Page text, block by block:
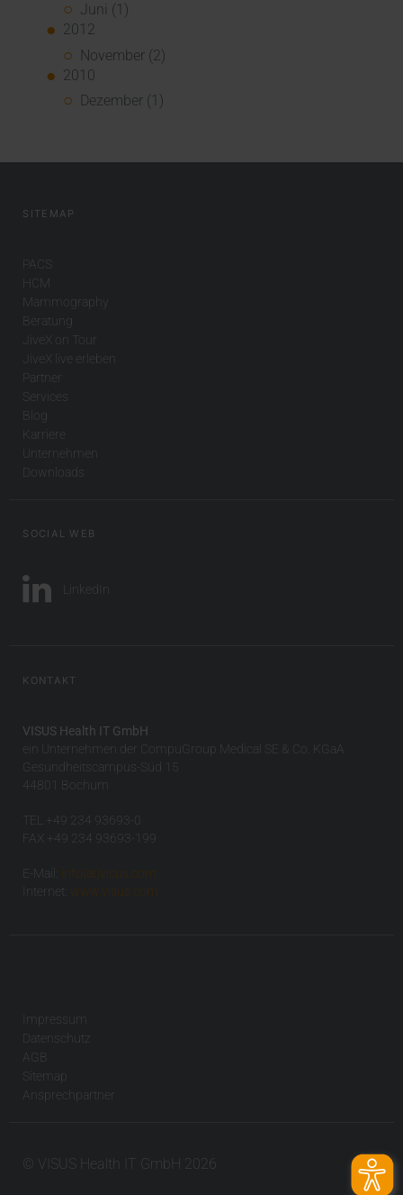
Juni (1)
2012
November (2)
2010
Dezember (1)
SITEMAP
PACS
HCM
Mammography
Beratung
JiveX on Tour
JiveX live erleben
Partner
Services
Blog
Karriere
Unternehmen
Downloads
SOCIAL WEB
LinkedIn
KONTAKT
VISUS Health IT GmbH
ein Unternehmen der CompuGroup Medical SE & Co. KGaA
Gesundheitscampus-Süd 15
44801 Bochum
TEL +49 234 93693-0
FAX +49 234 93693-199
E-Mail:
info(at)visus.com
Internet:
www.visus.com
Impressum
Datenschutz
AGB
Sitemap
Ansprechpartner
© VISUS Health IT GmbH 2026